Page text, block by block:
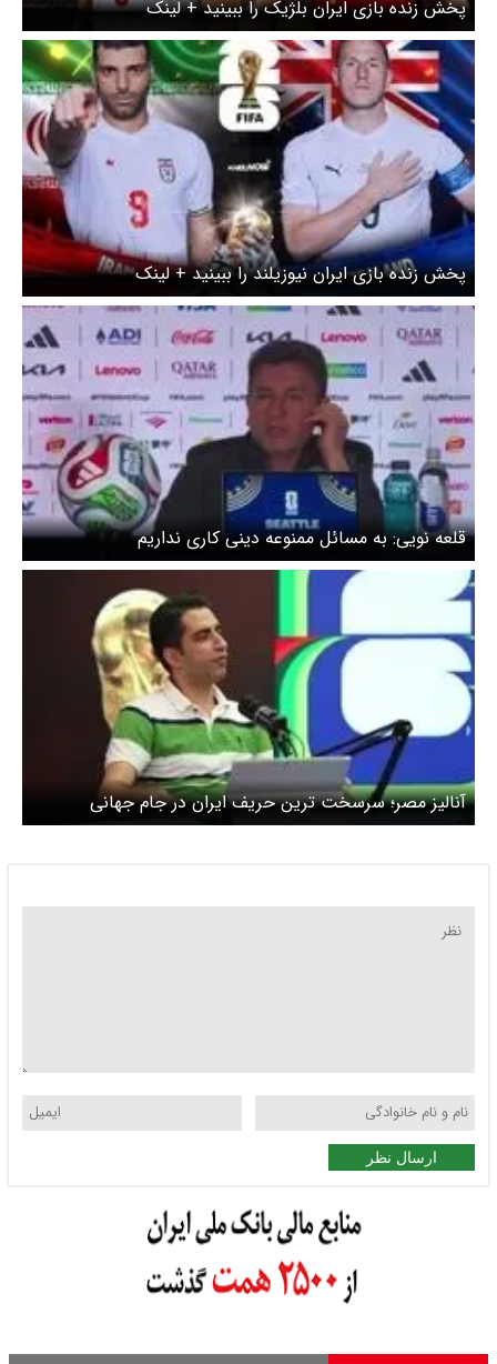
پخش زنده بازی ایران بلژیک را ببینید + لینک
پخش زنده بازی ایران نیوزیلند را ببینید + لینک
قلعه نویی: به مسائل ممنوعه دینی کاری نداریم
آنالیز مصر؛ سرسخت ترین حریف ایران در جام جهانی
ارسال نظر